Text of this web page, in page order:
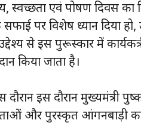
स्वच्छता एवं पोषण दिवस
पर विशेष ध्यान दिया हो,
से इस पुरूस्कार में
किया जाता है।
दौरान इस दौरान
और पुरस्कृत आंगनबाड़ी